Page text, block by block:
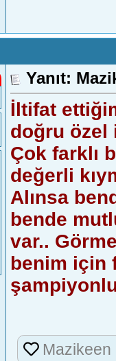
Yanıt:
İltifat
doğru özel
Çok farklı
değerli
Alınsa
bende
var..
benim için
Mazikeen